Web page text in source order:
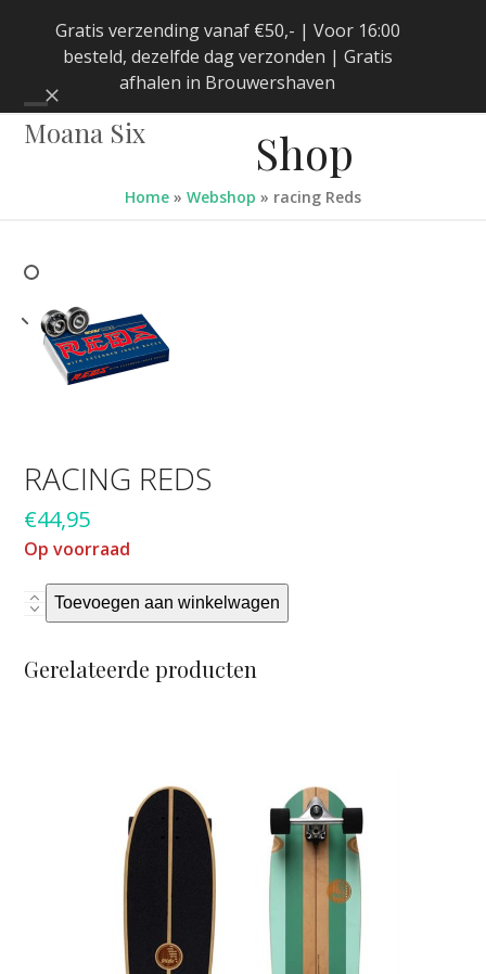
Gratis verzending vanaf €50,- | Voor 16:00
besteld, dezelfde dag verzonden | Gratis
afhalen in Brouwershaven
Negeren
Moana Six
Open
Close
Shop
Home » Webshop » racing Reds
RACING REDS
€44,95
Op voorraad
racing
Reds
aantal
Toevoegen aan winkelwagen
Gerelateerde producten